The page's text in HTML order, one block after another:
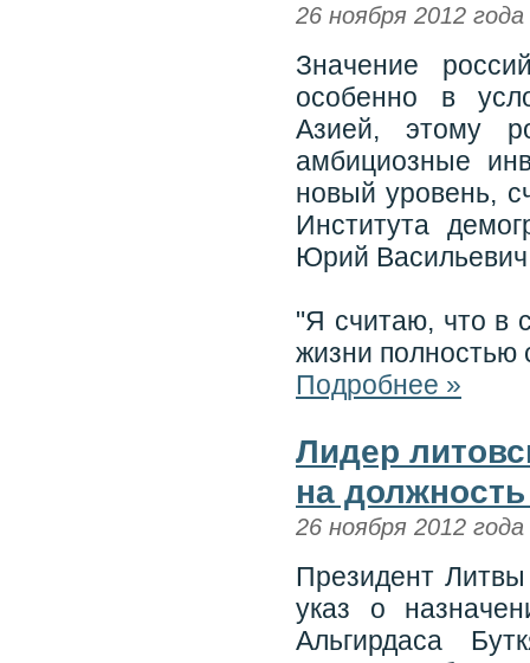
26 ноября 2012 года
Значение
особенно в
Азией, этому
амбициозные
новый уровень,
Института
Юрий Васильевич
"Я считаю, что в
жизни полностью
Подробнее »
Лидер
на
26 ноября 2012 года
Президент Литвы
указ о
Альгирдаса